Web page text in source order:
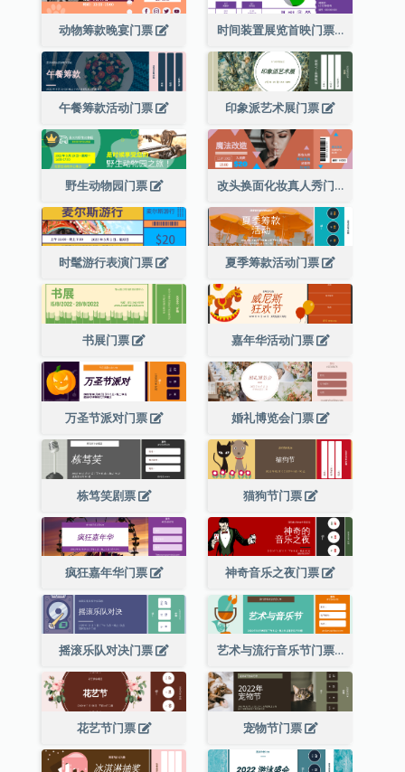
动物筹款晚宴门票 时间装置展览首映门票
午餐筹款活动门票 印象派艺术展门票
野生动物园门票 改头换面化妆真人秀门票
时髦游行表演门票 夏季筹款活动门票
书展门票 嘉年华活动门票
万圣节派对门票 婚礼博览会门票
栋笃笑剧票 猫狗节门票
疯狂嘉年华门票 神奇音乐之夜门票
摇滚乐队对决门票 艺术与流行音乐节门票
花艺节门票 宠物节门票